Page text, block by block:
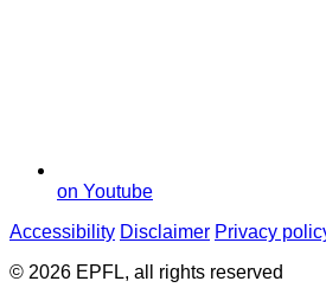
on Youtube
Accessibility Disclaimer Privacy
© 2026 EPFL, all rights reserved